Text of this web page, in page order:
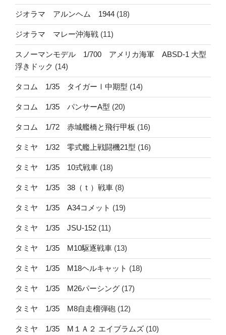
ジオラマ アルンヘム 1944 (18)
ジオラマ マレー沖海戦 (11)
スノーマンモデル 1/700 アメリカ海軍 ABSD-1 大型
浮きドック (14)
タコム 1/35 タイガーⅠ中期型 (14)
タコム 1/35 パンサーA型 (20)
タコム 1/72 赤城艦橋と飛行甲板 (16)
タミヤ 1/32 零式艦上戦闘機21型 (16)
タミヤ 1/35 10式戦車 (18)
タミヤ 1/35 38（ｔ）戦車 (8)
タミヤ 1/35 A34コメット (19)
タミヤ 1/35 JSU-152 (11)
タミヤ 1/35 M10駆逐戦車 (13)
タミヤ 1/35 M18ヘルキャット (18)
タミヤ 1/35 M26パーシング (17)
タミヤ 1/35 M8自走榴弾砲 (12)
タミヤ 1/35 M１Ａ２ エイブラムズ (10)